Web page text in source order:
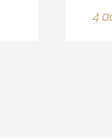
4